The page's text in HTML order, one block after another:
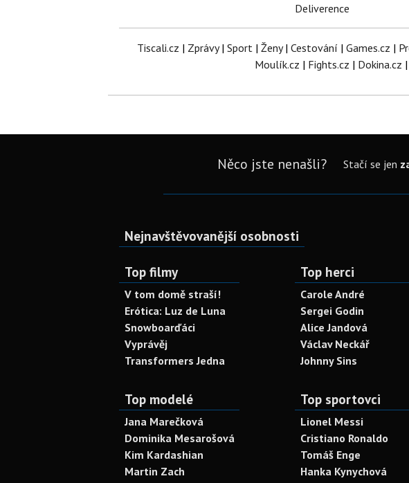
Deliverence
Tiscali.cz | Zprávy| Sport| Ženy| Cestování | Games.cz |
Moulík.cz | Fights.cz | Dokina.cz |
Něco jste nenašli? Stačí se jen
Nejnavštěvovanější osobnosti
Top filmy
V tom domě straší!
Erótica: Luz de Luna
Snowboarďáci
Vyprávěj
Transformers Jedna
Top herci
Carole André
Sergei Godin
Alice Jandová
Václav Neckář
Johnny Sins
Top modelé
Jana Marečková
Dominika Mesarošová
Kim Kardashian
Martin Zach
Top sportovci
Lionel Messi
Cristiano Ronaldo
Tomáš Enge
Hanka Kynychová